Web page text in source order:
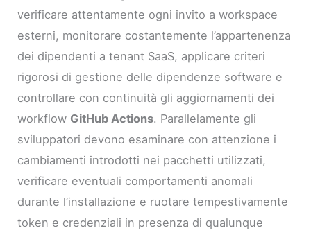
verificare attentamente ogni invito a workspace
esterni, monitorare costantemente l’appartenenza
dei dipendenti a tenant SaaS, applicare criteri
rigorosi di gestione delle dipendenze software e
controllare con continuità gli aggiornamenti dei
workflow GitHub Actions. Parallelamente gli
sviluppatori devono esaminare con attenzione i
cambiamenti introdotti nei pacchetti utilizzati,
verificare eventuali comportamenti anomali
durante l’installazione e ruotare tempestivamente
token e credenziali in presenza di qualunque